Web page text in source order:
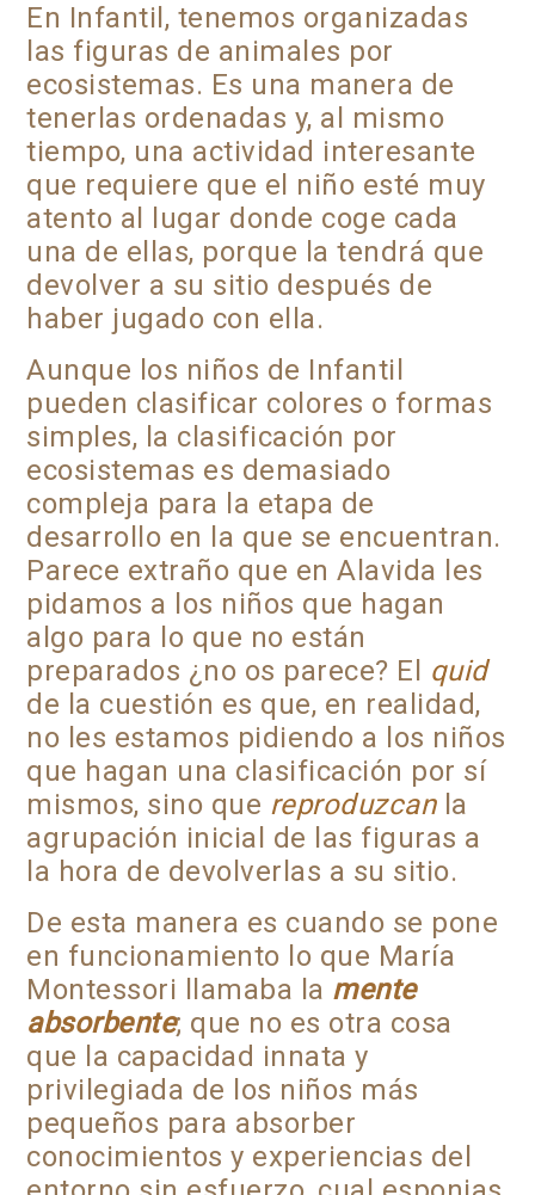
En Infantil, tenemos organizadas
las figuras de animales por
ecosistemas. Es una manera de
tenerlas ordenadas y, al mismo
tiempo, una actividad interesante
que requiere que el niño esté muy
atento al lugar donde coge cada
una de ellas, porque la tendrá que
devolver a su sitio después de
haber jugado con ella.
Aunque los niños de Infantil
pueden clasificar colores o formas
simples, la clasificación por
ecosistemas es demasiado
compleja para la etapa de
desarrollo en la que se encuentran.
Parece extraño que en Alavida les
pidamos a los niños que hagan
algo para lo que no están
preparados ¿no os parece? El quid
de la cuestión es que, en realidad,
no les estamos pidiendo a los niños
que hagan una clasificación por sí
mismos, sino que reproduzcanla
agrupación inicial de las figuras a
la hora de devolverlas a su sitio.
De esta manera es cuando se pone
en funcionamiento lo que María
Montessori llamaba la mente
absorbente; que no es otra cosa
que la capacidad innata y
privilegiada de los niños más
pequeños para absorber
conocimientos y experiencias del